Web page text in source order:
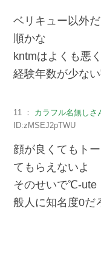
ベリキュー以外
順かな
kntmはよくも悪
経験年数が少な
11 ： カラフル名無しさ
ID:zMSEJ2pTWU
顔が良くてもト
てもらえないよ
そのせいで℃-ute
般人に知名度0だ